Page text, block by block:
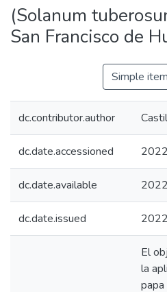
Manuales
(Solanum
San Francisco de
Simple
dc.contributor.author
dc.date.accessioned
dc.date.available
dc.date.issued
El
la